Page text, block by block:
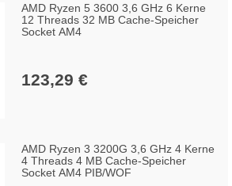
AMD Ryzen 5 3600 3,6 GHz 6 Kerne
12 Threads 32 MB Cache-Speicher
Socket AM4
123,29 €
AMD Ryzen 3 3200G 3,6 GHz 4 Kerne
4 Threads 4 MB Cache-Speicher
Socket AM4 PIB/WOF